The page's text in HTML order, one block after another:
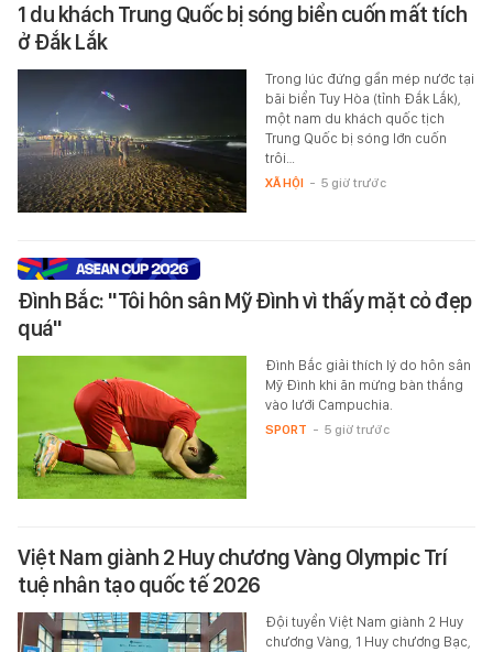
1 du khách Trung Quốc bị sóng biển cuốn mất tích
ở Đắk Lắk
Trong lúc đứng gần mép nước tại
bãi biển Tuy Hòa (tỉnh Đắk Lắk),
một nam du khách quốc tịch
Trung Quốc bị sóng lớn cuốn
trôi…
XÃ HỘI - 5 giờ trước
Đình Bắc: "Tôi hôn sân Mỹ Đình vì thấy mặt cỏ đẹp
quá"
Đình Bắc giải thích lý do hôn sân
Mỹ Đình khi ăn mừng bàn thắng
vào lưới Campuchia.
SPORT - 5 giờ trước
Việt Nam giành 2 Huy chương Vàng Olympic Trí
tuệ nhân tạo quốc tế 2026
Đội tuyển Việt Nam giành 2 Huy
chương Vàng, 1 Huy chương Bạc,